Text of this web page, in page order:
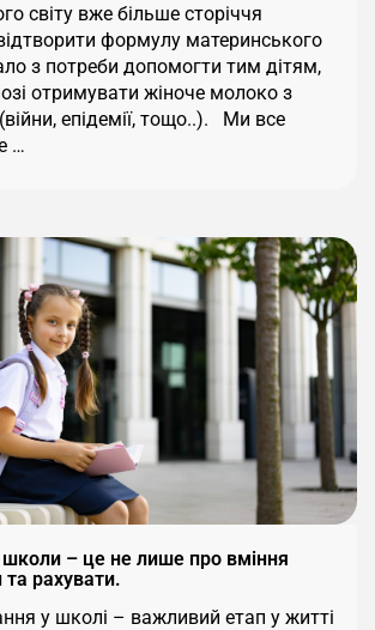
світу вже більше сторіччя
формулу материнського
з потреби допомогти тим дітям,
отримувати жіноче молоко з
епідемії, тощо..). Ми все
…
школи – це не лише про вміння
та рахувати.
у школі – важливий етап у житті